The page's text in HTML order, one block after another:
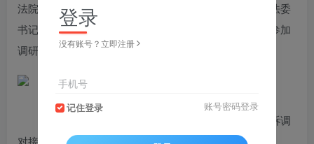
法院党组成员、政治部主任吴家金，山亭区委常委、政法委
书记刘伟，山亭法院党组书记、院长韩茂森及相关同志参加
调研。
万晋社长一行实地察看了山亭法院诉讼服务中心、诉调
对接中心、大审判庭等办公场所。
登录
没有账号？立即注册
手机号
记住登录 账号密码登录